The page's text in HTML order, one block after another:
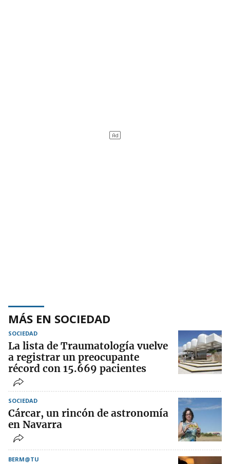
MÁS EN SOCIEDAD
SOCIEDAD
La lista de Traumatología vuelve
a registrar un preocupante
récord con 15.669 pacientes
SOCIEDAD
Cárcar, un rincón de astronomía
en Navarra
BERM@TU